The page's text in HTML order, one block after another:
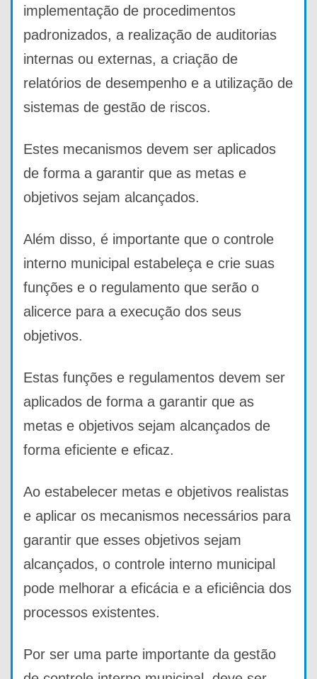
implementação de procedimentos
padronizados, a realização de auditorias
internas ou externas, a criação de
relatórios de desempenho e a utilização de
sistemas de gestão de riscos.
Estes mecanismos devem ser aplicados
de forma a garantir que as metas e
objetivos sejam alcançados.
Além disso, é importante que o controle
interno municipal estabeleça e crie suas
funções e o regulamento que serão o
alicerce para a execução dos seus
objetivos.
Estas funções e regulamentos devem ser
aplicados de forma a garantir que as
metas e objetivos sejam alcançados de
forma eficiente e eficaz.
Ao estabelecer metas e objetivos realistas
e aplicar os mecanismos necessários para
garantir que esses objetivos sejam
alcançados, o controle interno municipal
pode melhorar a eficácia e a eficiência dos
processos existentes.
Por ser uma parte importante da gestão